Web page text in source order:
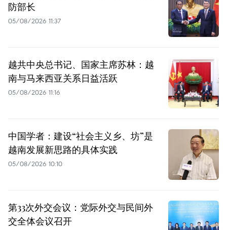
防部长
05/08/2026 11:37
越共中央总书记、国家主席苏林：越
南与马来西亚关系日益活跃
05/08/2026 11:16
中国学者：建设“社会主义乡、坊”是
越南发展新思路的具体实践
05/08/2026 10:10
第33次外交会议：党际外交与民间外
交全体会议召开